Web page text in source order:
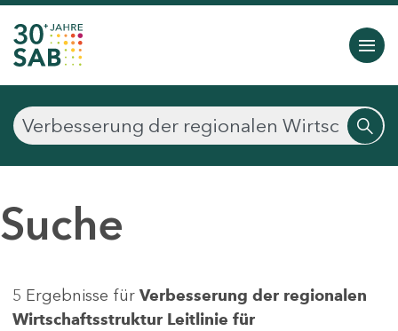
Suche
5 Ergebnisse für Verbesserung der regionalen
Wirtschaftsstruktur Leitlinie für